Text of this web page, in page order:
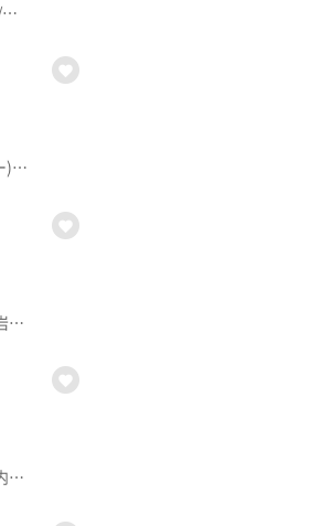
【放送局】 KFB福島放送／【放送日】 2022年7月20日／【出演者】 濱田寿満(県民リポーター)/岩渕葵(KFBアナウンサー)／ 紹介メニュー：'「みそラーメン」７５０円・「スタミナラーメン」８５０円 ※メニューや価格等は撮影当時のものです。
【放送局】 KFB福島放送／【放送日】 2022年9月28日／【出演者】 目黒由佳理(県民リポーター)/岩渕葵(KFBアナウンサー)／ 紹介メニュー：「くま福ブラックらーめん」５００円・「くま味噌らーめん」７５０円 ※メニューや価格等は撮影当時のものです。
【放送局】 KFB福島放送／【放送日】 2022年6月8日／【出演者】 えみたろ(県民リポーター)/岩渕葵(KFBアナウンサー)／ 紹介メニュー：「鳥白湯しょうゆラーメン」８６０円 ※メニューや価格等は撮影当時のものです。
【放送局】 KFB福島放送／【放送日】 2022年6月1日／【出演者】 鈴木愛子(県民リポーター)/内田智之(KFBアナウンサー)／ 紹介メニュー：「ラーメンセット」1,100円 ※メニューや価格等は撮影当時のものです。